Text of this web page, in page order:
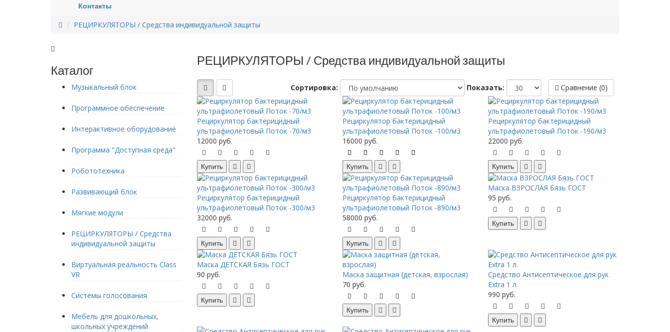
Контакты
РЕЦИРКУЛЯТОРЫ / Средства индивидуальной защиты
Каталог
Музыкальный блок
Программное обеспечение
Интерактивное оборудование
Программа "Доступная среда"
Робототехника
Развивающий блок
Мягкие модули
РЕЦИРКУЛЯТОРЫ / Средства
индивидуальной защиты
Виртуальная реальность Class
VR
Системы голосования
Мебель для дошкольных,
школьных учреждений
РЕЦИРКУЛЯТОРЫ / Средства индивидуальной защиты
Сортировка: Показать: Сравнение (0)
Рециркулятор бактерицидный
ультрафиолетовый Поток -70/м3
12000 руб.
Купить
Рециркулятор бактерицидный
ультрафиолетовый Поток -100/м3
16000 руб.
Купить
Рециркулятор бактерицидный
ультрафиолетовый Поток -190/м3
22000 руб.
Купить
Рециркулятор бактерицидный
ультрафиолетовый Поток -300/м3
32000 руб.
Купить
Рециркулятор бактерицидный
ультрафиолетовый Поток -890/м3
58000 руб.
Купить
Маска ВЗРОСЛАЯ Бязь ГОСТ
95 руб.
Купить
Маска ДЕТСКАЯ Бязь ГОСТ
90 руб.
Купить
Маска защитная (детская, взрослая)
70 руб.
Купить
Средство Антисептическое для рук
Extra 1 л.
990 руб.
Купить